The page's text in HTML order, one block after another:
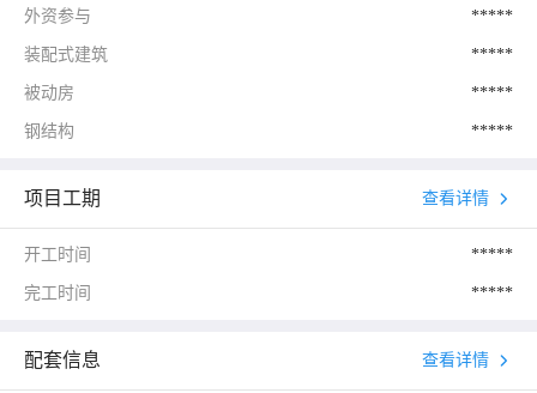
外资参与 *****
装配式建筑 *****
被动房 *****
钢结构 *****
项目工期 查看详情
开工时间 *****
完工时间 *****
配套信息 查看详情